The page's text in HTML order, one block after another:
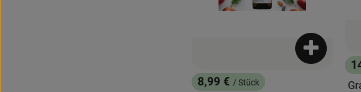
8,99 € / Stück
Produkt
,